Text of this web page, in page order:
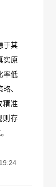
于其
实原
率低
、
精准
则存